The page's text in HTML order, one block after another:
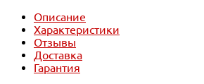
Описание
Характеристики
Отзывы
Доставка
Гарантия